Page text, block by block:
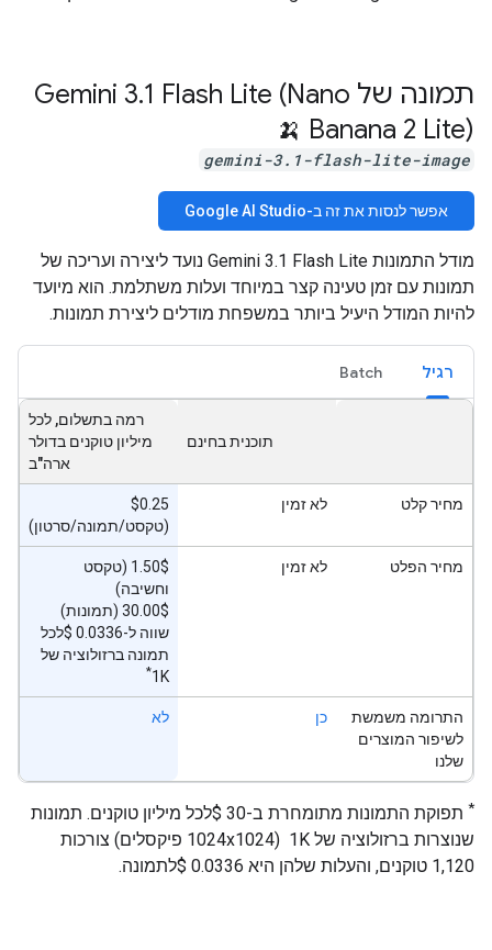
תמונה של Gemini 3 .1 Flash Lite (Nano
Banana 2 Lite) 🍌
gemini-3.1-flash-lite-image
אפשר לנסות את זה ב-Google AI Studio
מודל התמונות Gemini 3.1 Flash Lite נועד ליצירה ועריכה של
תמונות עם זמן טעינה קצר במיוחד ועלות משתלמת. הוא מיועד
להיות המודל היעיל ביותר במשפחת מודלים ליצירת תמונות.
רגיל Batch
תוכנית בחינם
רמה בתשלום, לכל
מיליון טוקנים בדולר
ארה"ב
מחיר קלט לא זמין
‫$0.25
(טקסט/תמונה/סרטון)
מחיר הפלט לא זמין
‫1.50$ (טקסט
וחשיבה)
‫30.00$ (תמונות)
שווה ל-0.0336 $לכל
תמונה ברזולוציה של
1K
*
התרומה משמשת
לשיפור המוצרים
שלנו
כן לא
*
תפוקת התמונות מתומחרת ב-30 $לכל מיליון טוקנים. תמונות
שנוצרות ברזולוציה של 1K ‏ (1024x1024 פיקסלים) צורכות
1,120 טוקנים, והעלות שלהן היא 0.0336 $לתמונה.